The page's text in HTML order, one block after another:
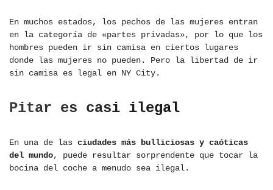
En muchos estados, los pechos de las mujeres entran
en la categoría de «partes privadas», por lo que los
hombres pueden ir sin camisa en ciertos lugares
donde las mujeres no pueden. Pero la libertad de ir
sin camisa es legal en NY City.
Pitar es casi ilegal
En una de las ciudades más bulliciosas y caóticas
del mundo, puede resultar sorprendente que tocar la
bocina del coche a menudo sea ilegal.